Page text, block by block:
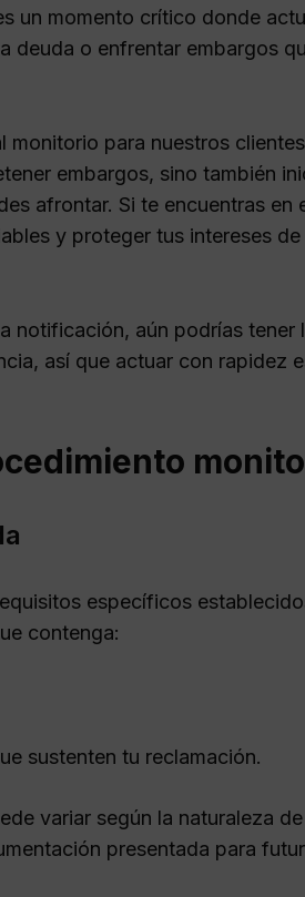
un momento crítico donde
deuda o enfrentar embargos
monitorio para nuestros
embargos, sino también
afrontar. Si te encuentras en
y proteger tus intereses de
notificación, aún podrías tener
así que actuar con rapidez
específicos
contenga:
sustenten tu reclamación.
variar según la naturaleza
presentada para